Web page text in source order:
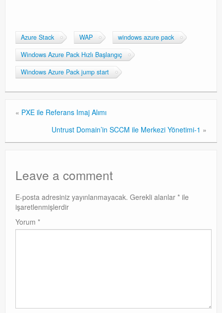
SCOM
Orchestrator
Orchestrator
Watchguard
Watchguard
PHP & MySQL
Exchange
Azure Stack WAP
windows azure pack
Windows Azure Pack Hızlı Başlangıç
Windows Azure Pack jump start
« PXE ile Referans Imaj Alımı
Untrust Domain’in SCCM ile Merkezi Yönetimi-1 »
Leave a comment
E-posta adresiniz yayınlanmayacak. Gerekli alanlar * ile
işaretlenmişlerdir
Yorum *